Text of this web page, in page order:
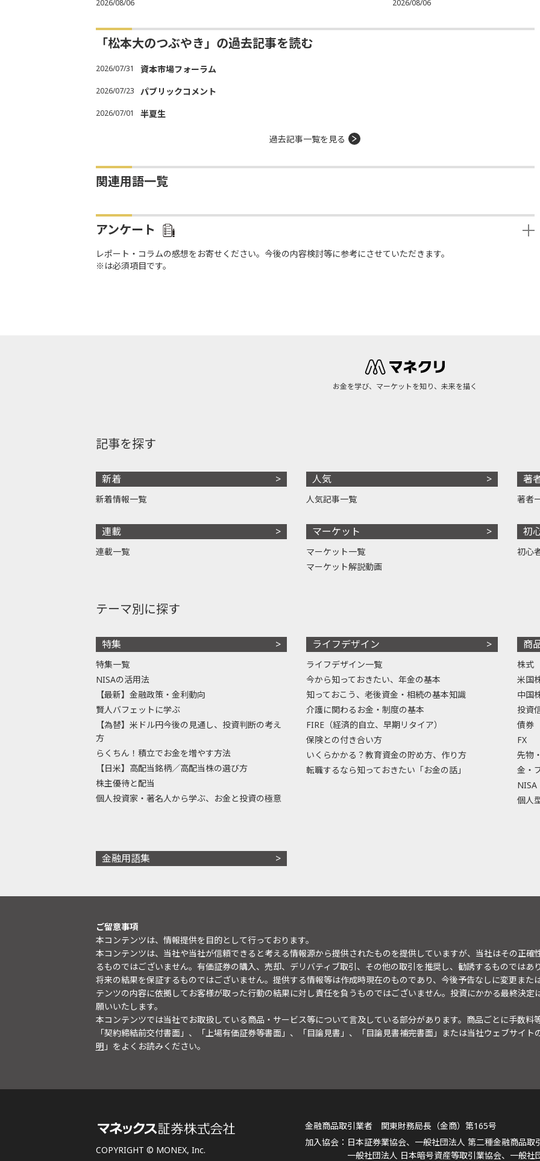
2026/08/06 2026/08/06
「松本大のつぶやき」の過去記事を読む
2026/07/31 資本市場フォーラム
2026/07/23 パブリックコメント
2026/07/01 半夏生
過去記事一覧を見る
関連用語一覧
アンケート
レポート・コラムの感想をお寄せください。今後の内容検討等に参考にさせていただきます。
※は必須項目です。
お金を学び、マーケットを知り、未来を描く
記事を探す
新着
新着情報一覧
連載
連載一覧
人気
人気記事一覧
マーケット
マーケット一覧
マーケット解説動画
著
著者
初
初心
テーマ別に探す
特集
特集一覧
NISAの活用法
【最新】金融政策・金利動向
賢人バフェットに学ぶ
【為替】米ドル円今後の見通し、投資判断の考え
方
らくちん！積立でお金を増やす方法
【日米】高配当銘柄／高配当株の選び方
株主優待と配当
個人投資家・著名人から学ぶ、お金と投資の極意
ライフデザイン
ライフデザイン一覧
今から知っておきたい、年金の基本
知っておこう、老後資金・相続の基本知識
介護に関わるお金・制度の基本
FIRE（経済的自立、早期リタイア）
保険との付き合い方
いくらかかる？教育資金の貯め方、作り方
転職するなら知っておきたい「お金の話」
商
株式
米国
中国
投資
債券
FX
先物
金・
NISA
個人
金融用語集
ご留意事項
本コンテンツは、情報提供を目的として行っております。
本コンテンツは、当社や当社が信頼できると考える情報源から提供されたものを提供していますが、当社はその正
るものではございません。有価証券の購入、売却、デリバティブ取引、その他の取引を推奨し、勧誘するものではあ
将来の結果を保証するものではございません。提供する情報等は作成時現在のものであり、今後予告なしに変更また
テンツの内容に依拠してお客様が取った行動の結果に対し責任を負うものではございません。投資にかかる最終決
願いいたします。
本コンテンツでは当社でお取扱している商品・サービス等について言及している部分があります。商品ごとに手数料
「契約締結前交付書面」、「上場有価証券等書面」、「目論見書」、「目論見書補完書面」または当社ウェブサイト
明 」をよくお読みください。
COPYRIGHT © MONEX, Inc.
金融商品取引業者 関東財務局長（金商）第165号
日本証券業協会、一般社団法人 第二種金融商品取
一般社団法人 日本暗号資産等取引業協会、一般社